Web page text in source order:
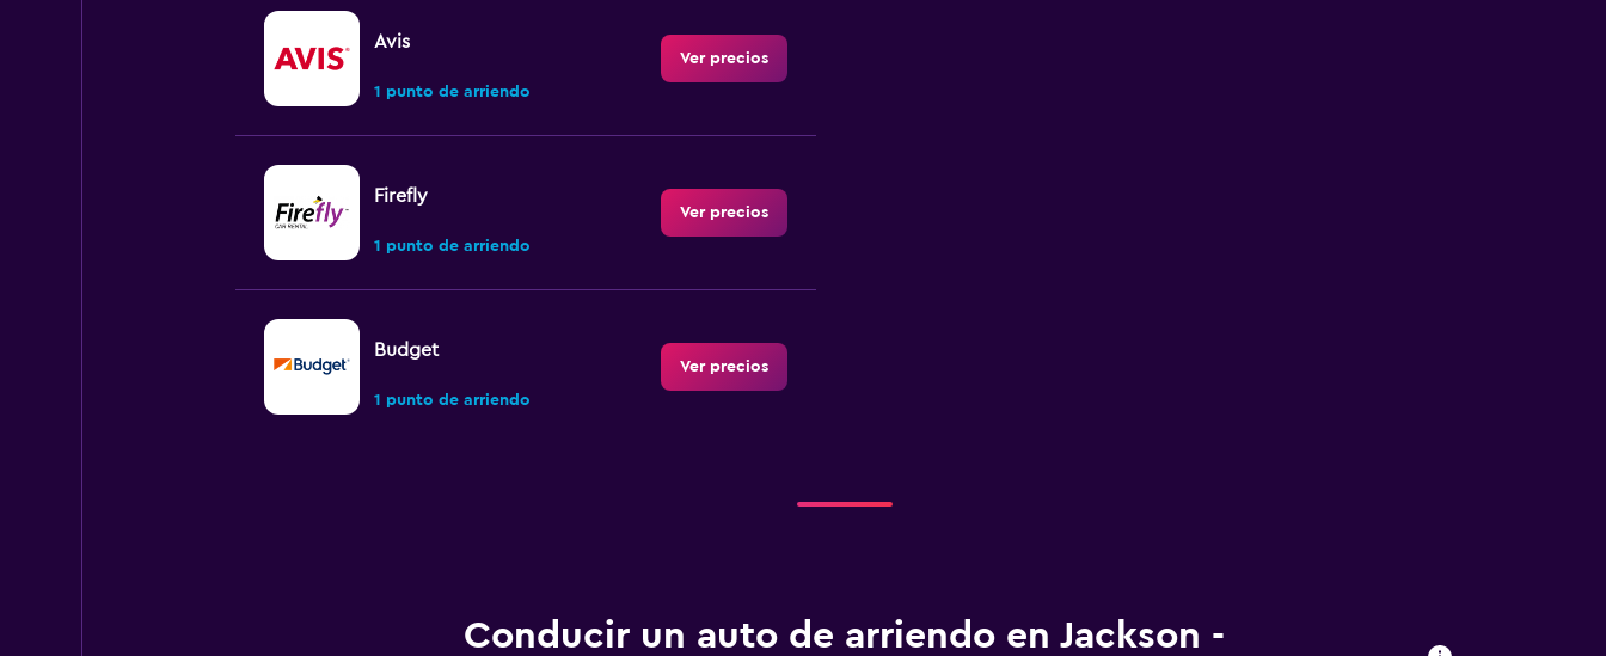
Avis
1 punto de arriendo
Ver precios
Firefly
1 punto de arriendo
Ver precios
Budget
1 punto de arriendo
Ver precios
Conducir un auto de arriendo en Jackson -